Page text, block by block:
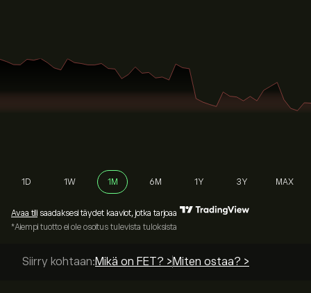
1D 1W 1M 6M 1Y 3Y MAX
Avaa tili saadaksesi täydet kaaviot, jotka tarjoaa
*Aiempi tuotto ei ole osoitus tulevista tuloksista
Siirry kohtaan:Mikä on FET? > Miten ostaa? >